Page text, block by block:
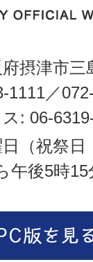
摂津市三
1111／
: 06-
（祝祭
午後5時15